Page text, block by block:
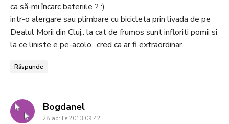
ca să-mi încarc bateriile ? :)
intr-o alergare sau plimbare cu bicicleta prin livada de pe
Dealul Morii din Cluj.. la cat de frumos sunt infloriti pomii si
la ce liniste e pe-acolo.. cred ca ar fi extraordinar.
Răspunde
Bogdanelsays:
28 aprilie 2013 09:42